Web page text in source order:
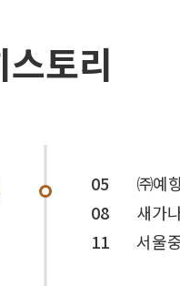
스토리
05
㈜예
08
새가
11
서울